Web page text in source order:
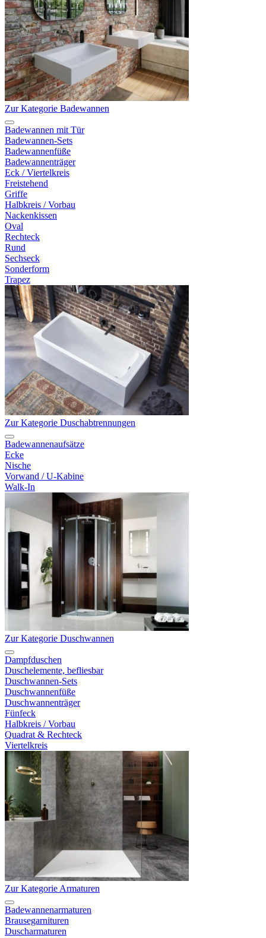
Zur Kategorie Badewannen
Badewannen mit Tür
Badewannen-Sets
Badewannenfüße
Badewannenträger
Eck / Viertelkreis
Freistehend
Griffe
Halbkreis / Vorbau
Nackenkissen
Oval
Rechteck
Rund
Sechseck
Sonderform
Trapez
Zur Kategorie Duschabtrennungen
Badewannenaufsätze
Ecke
Nische
Vorwand / U-Kabine
Walk-In
Zur Kategorie Duschwannen
Dampfduschen
Duschelemente, befliesbar
Duschwannen-Sets
Duschwannenfüße
Duschwannenträger
Fünfeck
Halbkreis / Vorbau
Quadrat & Rechteck
Viertelkreis
Zur Kategorie Armaturen
Badewannenarmaturen
Brausegarnituren
Duscharmaturen